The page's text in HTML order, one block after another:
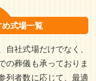
式場一覧
社式場だけでなく、
の葬儀も承っておりま
列者数に応じて、最適